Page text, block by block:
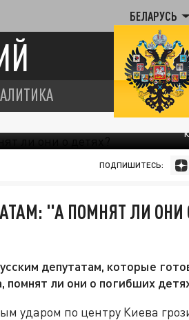
БЕЛАРУСЬ
ПОДПИШИТЕСЬ:
"А ПОМНЯТ ЛИ ОНИ
депутатам, которые
помнят ли они о погибших
ударом по центру Киева